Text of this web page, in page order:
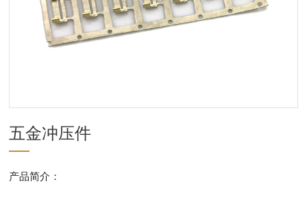
五金冲压件
产品简介：